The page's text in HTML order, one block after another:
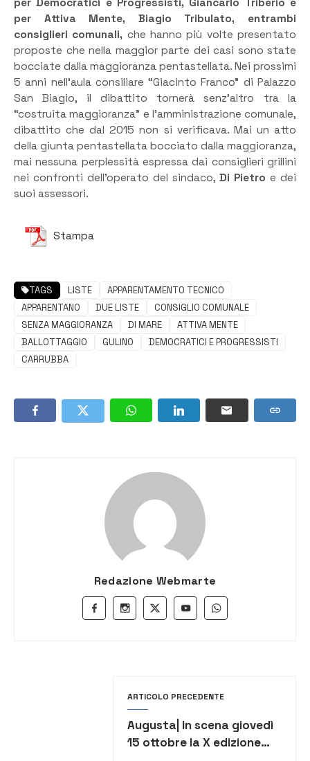
per Democratici e Progressisti, Giancarlo Triberio e
per Attiva Mente, Biagio Tribulato, entrambi
consiglieri comunali, che hanno più volte presentato
proposte che nella maggior parte dei casi sono state
bocciate dalla maggioranza pentastellata. Nei prossimi
5 anni nell’aula consiliare “Giacinto Franco” di Palazzo
San Biagio, il dibattito tornerà senz’altro tra la
“costruita maggioranza” e l’amministrazione comunale,
dibattito che dal 2015 non si verificava. Mai un atto
della giunta pentastellata bocciato dalla maggioranza,
mai nessuna perplessità espressa dai consiglieri grillini
nei confronti dell’operato del sindaco, Di Pietro e dei
suoi assessori.
Stampa
TAGS LISTE
APPARENTAMENTO TECNICO
APPARENTANO
DUE LISTE
CONSIGLIO COMUNALE
SENZA MAGGIORANZA
DI MARE
ATTIVA MENTE
BALLOTTAGGIO
GULINO
DEMOCRATICI E PROGRESSISTI
CARRUBBA
Redazione Webmarte
ARTICOLO PRECEDENTE
Augusta| In scena giovedì
15 ottobre la X edizione